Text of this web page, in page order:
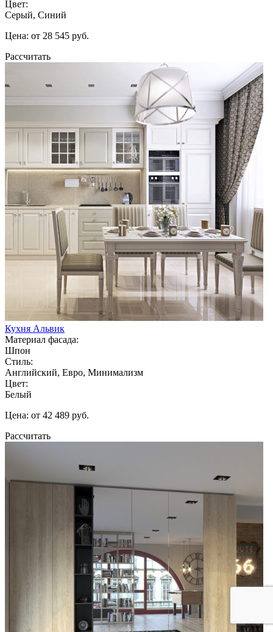
Цвет:
Серый, Синий
Цена: от 28 545 руб.
Рассчитать
Кухня Альвик
Материал фасада:
Шпон
Стиль:
Английский, Евро, Минимализм
Цвет:
Белый
Цена: от 42 489 руб.
Рассчитать